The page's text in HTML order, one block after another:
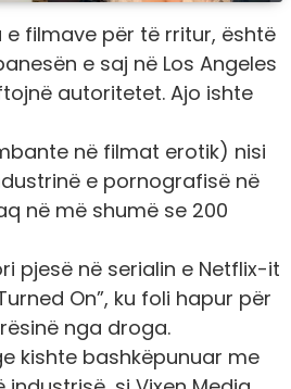
e filmave për të rritur, është
e saj në Los Angeles
autoritetet. Ajo ishte
në filmat erotik) nisi
e pornografisë në
në më shumë se 200
pjesë në serialin e Netflix-it
On”, ku foli hapur për
nga droga.
kishte bashkëpunuar me